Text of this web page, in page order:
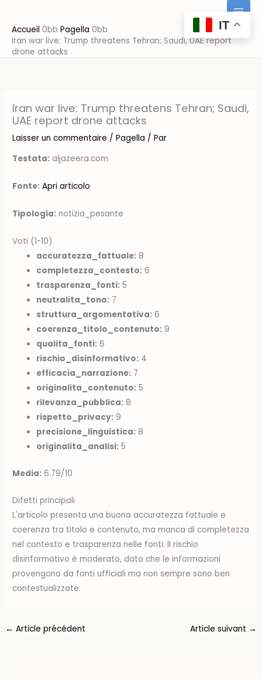
contenu
Accueil
Pagella
Iran war live: Trump threatens Tehran; Saudi, UAE report
drone attacks
Iran war live: Trump threatens Tehran; Saudi,
UAE report drone attacks
Laisser un commentaire /Pagella / Par
Testata: aljazeera.com
Fonte: Apri articolo
Tipologia: notizia_pesante
Voti (1-10)
accuratezza_fattuale: 8
completezza_contesto: 6
trasparenza_fonti: 5
neutralita_tono: 7
struttura_argomentativa: 6
coerenza_titolo_contenuto: 9
qualita_fonti: 6
rischio_disinformativo: 4
efficacia_narrazione: 7
originalita_contenuto: 5
rilevanza_pubblica: 8
rispetto_privacy: 9
precisione_linguistica: 8
originalita_analisi: 5
Media: 6.79/10
Difetti principali
L'articolo presenta una buona accuratezza fattuale e
coerenza tra titolo e contenuto, ma manca di completezza
nel contesto e trasparenza nelle fonti. Il rischio
disinformativo è moderato, dato che le informazioni
provengono da fonti ufficiali ma non sempre sono ben
contestualizzate.
← Article précédent Article suivant →
IT